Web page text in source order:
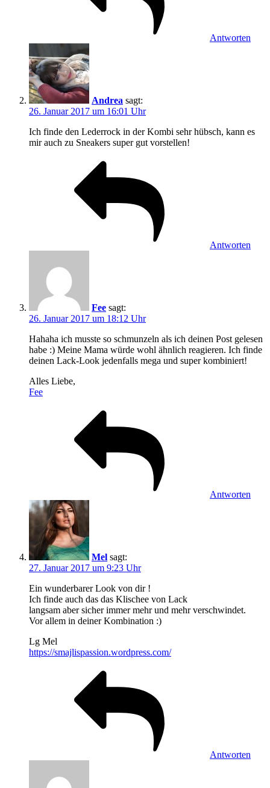
Antworten
Andrea sagt:
26. Januar 2017 um 16:01 Uhr
Ich finde den Lederrock in der Kombi sehr hübsch, kann es
mir auch zu Sneakers super gut vorstellen!
Antworten
Fee sagt:
26. Januar 2017 um 18:12 Uhr
Hahaha ich musste so schmunzeln als ich deinen Post gelesen
habe :) Meine Mama würde wohl ähnlich reagieren. Ich finde
deinen Lack-Look jedenfalls mega und super kombiniert!
Alles Liebe,
Fee
Antworten
Mel sagt:
27. Januar 2017 um 9:23 Uhr
Ein wunderbarer Look von dir !
Ich finde auch das das Klischee von Lack
langsam aber sicher immer mehr und mehr verschwindet.
Vor allem in deiner Kombination :)
Lg Mel
https://smajlispassion.wordpress.com/
Antworten